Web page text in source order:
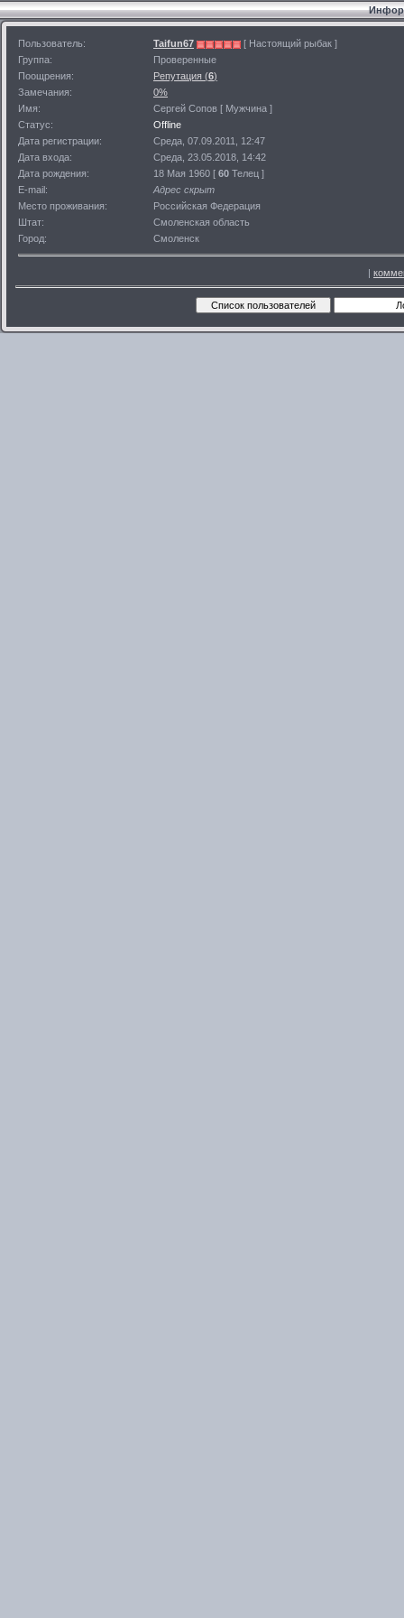
Пользователь: Taifun67
[ Настоящий рыбак ]
Группа:
Проверенные
Поощрения:
Репутация (6)
Замечания:
0%
Имя:
Сергей Сопов [ Мужчина ]
Статус:
Offline
Дата регистрации:
Среда, 07.09.2011, 12:47
Дата входа:
Среда, 23.05.2018, 14:42
Дата рождения:
18 Мая 1960 [ 60 Телец ]
E-mail:
Адрес скрыт
Место проживания:
Российская Федерация
Штат:
Смоленская область
Город:
Смоленск
|